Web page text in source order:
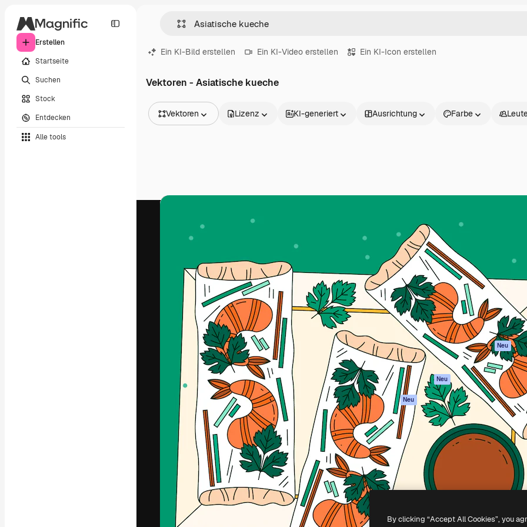
Erstellen
Startseite
Suchen
Stock
Entdecken
Alle tools
Ein KI-Bild erstellen Ein KI-Video erstellen Ein KI-Icon erstellen
Vektoren - Asiatische kueche
Vektoren
Videos
Videovorlagen
Lizenz KI-generiert Ausrichtung Farbe
Die kreative Plattform, um deine beste
Arbeit zu verwirklichen. Mehr als 1 Million
Abonnenten unter Kreativen, Unternehmen,
Agenturen und Studios.
Deutsch
Produkte
Spaces
KI-Assistent
KI-Bildgenerator
KI-Videogenerator
Stimmengenerator
Stock-Inhalte
MCP für
Claude/ChatGPT
Neu
Agenten Neu
API
Mobile App
Alle Magnific-Tools
Loslegen
Academy
Dokumentation
Support
AGB
Originale Neu
Cookie-Richtlinie
Partner
Unternehmen
Copyright © 2010- 2026Freepik Company S.L.U.Alle Rechte vorbehalten
By clicking “Accept All Cookies”, you